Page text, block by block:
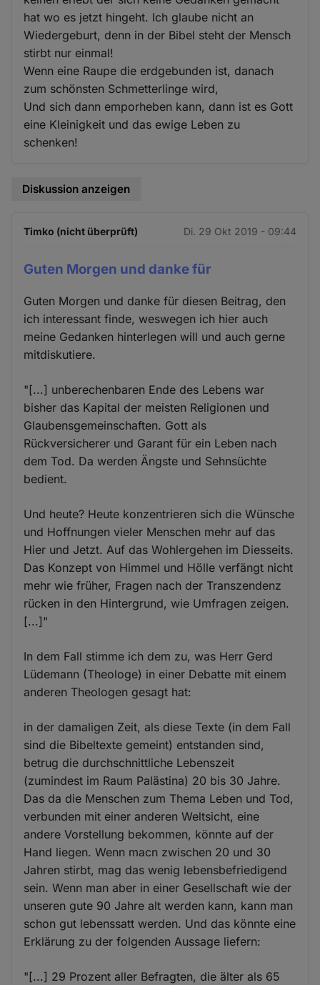
hat wo es jetzt hingeht. Ich glaube nicht an
Wiedergeburt, denn in der Bibel steht der Mensch
stirbt nur einmal!
Wenn eine Raupe die erdgebunden ist, danach
zum schönsten Schmetterlinge wird,
Und sich dann emporheben kann, dann ist es Gott
eine Kleinigkeit und das ewige Leben zu
schenken!
Diskussion anzeigen
Timko (nicht überprüft) Di. 29 Okt 2019 - 09:44
Guten Morgen und danke für
Guten Morgen und danke für diesen Beitrag, den
ich interessant finde, weswegen ich hier auch
meine Gedanken hinterlegen will und auch gerne
mitdiskutiere.
"[...] unberechenbaren Ende des Lebens war
bisher das Kapital der meisten Religionen und
Glaubensgemeinschaften. Gott als
Rückversicherer und Garant für ein Leben nach
dem Tod. Da werden Ängste und Sehnsüchte
bedient.
Und heute? Heute konzentrieren sich die Wünsche
und Hoffnungen vieler Menschen mehr auf das
Hier und Jetzt. Auf das Wohlergehen im Diesseits.
Das Konzept von Himmel und Hölle verfängt nicht
mehr wie früher, Fragen nach der Transzendenz
rücken in den Hintergrund, wie Umfragen zeigen.
[...]"
In dem Fall stimme ich dem zu, was Herr Gerd
Lüdemann (Theologe) in einer Debatte mit einem
anderen Theologen gesagt hat:
in der damaligen Zeit, als diese Texte (in dem Fall
sind die Bibeltexte gemeint) entstanden sind,
betrug die durchschnittliche Lebenszeit
(zumindest im Raum Palästina) 20 bis 30 Jahre.
Das da die Menschen zum Thema Leben und Tod,
verbunden mit einer anderen Weltsicht, eine
andere Vorstellung bekommen, könnte auf der
Hand liegen. Wenn macn zwischen 20 und 30
Jahren stirbt, mag das wenig lebensbefriedigend
sein. Wenn man aber in einer Gesellschaft wie der
unseren gute 90 Jahre alt werden kann, kann man
schon gut lebenssatt werden. Und das könnte eine
Erklärung zu der folgenden Aussage liefern:
"[...] 29 Prozent aller Befragten, die älter als 65